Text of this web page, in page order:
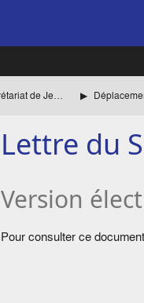
Documents établis par le Secrétariat de Jean Monnet
Lettre du
Version
Pour consulter ce